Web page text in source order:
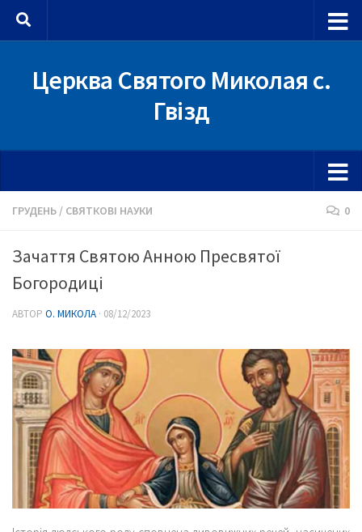
Skip to content
Церква Святого Миколая с.
Гвізд
ГРУДЕНЬ / СВЯТКОВІ НАУКИ 0
Зачаття Святою Анною Пресвятої
Богородиці
АВТОР О. МИКОЛА · 08/12/2023